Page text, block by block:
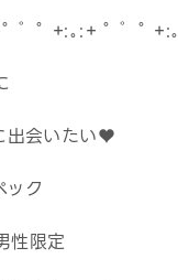
゜ﾟ +:｡:+ ﾟ ゜ﾟ +:｡
出会いたい♥
ック
性限定